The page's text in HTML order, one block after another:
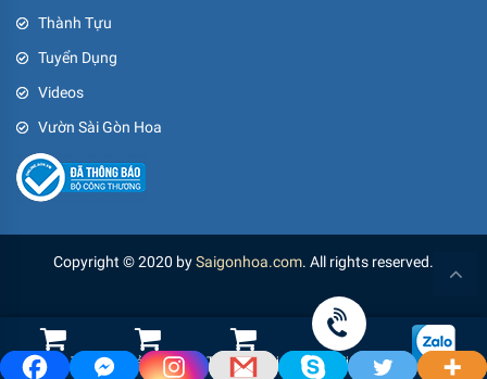
Thành Tựu
Tuyển Dụng
Videos
Vườn Sài Gòn Hoa
Copyright © 2020 bySaigonhoa.com. All rights reserved.
Shop Hoa Tươi Led Cảnh Quan Thiết Bị Tưới Gọi điện